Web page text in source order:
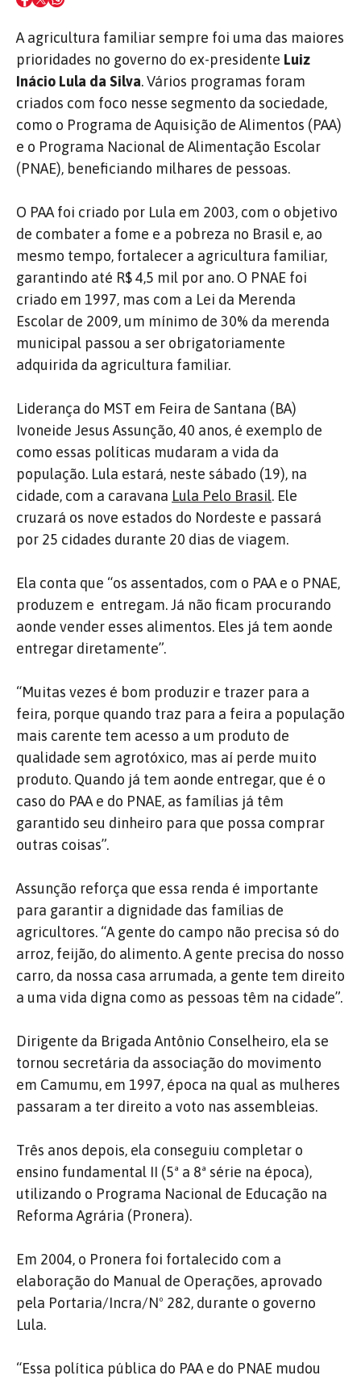
A agricultura familiar sempre foi uma das maiores
prioridades no governo do ex-presidente Luiz
Inácio Lula da Silva. Vários programas foram
criados com foco nesse segmento da sociedade,
como o Programa de Aquisição de Alimentos (PAA)
e o Programa Nacional de Alimentação Escolar
(PNAE), beneficiando milhares de pessoas.
O PAA foi criado por Lula em 2003, com o objetivo
de combater a fome e a pobreza no Brasil e, ao
mesmo tempo, fortalecer a agricultura familiar,
garantindo até R$ 4,5 mil por ano. O PNAE foi
criado em 1997, mas com a Lei da Merenda
Escolar de 2009, um mínimo de 30% da merenda
municipal passou a ser obrigatoriamente
adquirida da agricultura familiar.
Liderança do MST em Feira de Santana (BA)
Ivoneide Jesus Assunção, 40 anos, é exemplo de
como essas políticas mudaram a vida da
população. Lula estará, neste sábado (19), na
cidade, com a caravana Lula Pelo Brasil. Ele
cruzará os nove estados do Nordeste e passará
por 25 cidades durante 20 dias de viagem.
Ela conta que “os assentados, com o PAA e o PNAE,
produzem e entregam. Já não ficam procurando
aonde vender esses alimentos. Eles já tem aonde
entregar diretamente”.
“Muitas vezes é bom produzir e trazer para a
feira, porque quando traz para a feira a população
mais carente tem acesso a um produto de
qualidade sem agrotóxico, mas aí perde muito
produto. Quando já tem aonde entregar, que é o
caso do PAA e do PNAE, as famílias já têm
garantido seu dinheiro para que possa comprar
outras coisas”.
Assunção reforça que essa renda é importante
para garantir a dignidade das famílias de
agricultores. “A gente do campo não precisa só do
arroz, feijão, do alimento. A gente precisa do nosso
carro, da nossa casa arrumada, a gente tem direito
a uma vida digna como as pessoas têm na cidade”.
Dirigente da Brigada Antônio Conselheiro, ela se
tornou secretária da associação do movimento
em Camumu, em 1997, época na qual as mulheres
passaram a ter direito a voto nas assembleias.
Três anos depois, ela conseguiu completar o
ensino fundamental II (5ª a 8ª série na época),
utilizando o Programa Nacional de Educação na
Reforma Agrária (Pronera).
Em 2004, o Pronera foi fortalecido com a
elaboração do Manual de Operações, aprovado
pela Portaria/Incra/Nº 282, durante o governo
Lula.
“Essa política pública do PAA e do PNAE mudou